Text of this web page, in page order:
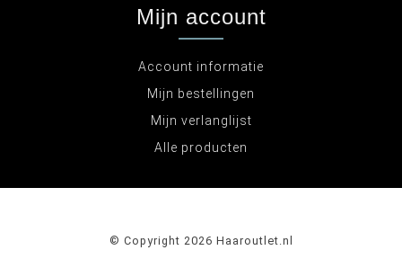
Mijn account
Account informatie
Mijn bestellingen
Mijn verlanglijst
Alle producten
© Copyright 2026 Haaroutlet.nl